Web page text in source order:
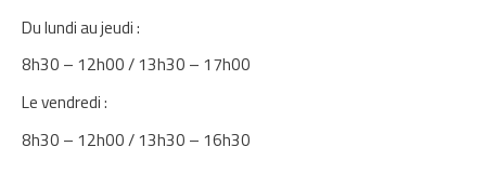
Du lundi au jeudi :
8h30 – 12h00 / 13h30 – 17h00
Le vendredi :
8h30 – 12h00 / 13h30 – 16h30